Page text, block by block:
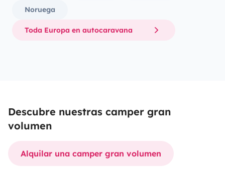
Noruega
Toda Europa en autocaravana
Descubre nuestras camper gran
volumen
Alquilar una camper gran volumen